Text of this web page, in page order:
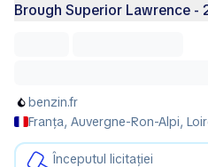
Brough Superior Lawrence -
benzin.fr
Franța, Auvergne-Ron-Alpi,
Începutul licitației